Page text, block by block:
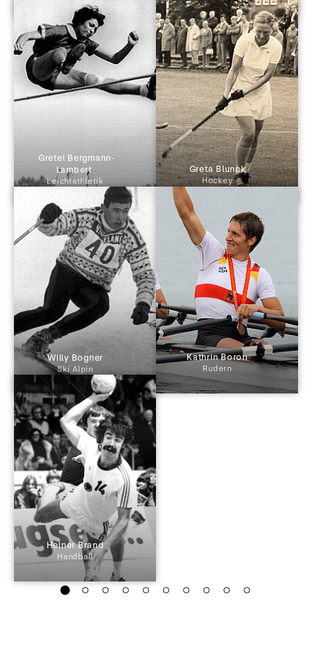
Lambert
Leichtathletik
Greta Blunck
Hockey
Willy Bogner
Ski Alpin
Kathrin Boron
Rudern
Heiner Brand
Handball